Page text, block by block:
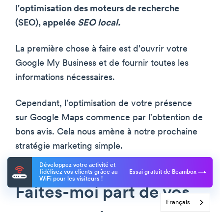
l'optimisation des moteurs de recherche
(SEO), appelée SEO local.
La première chose à faire est d'ouvrir votre
Google My Business et de fournir toutes les
informations nécessaires.
Cependant, l'optimisation de votre présence
sur Google Maps commence par l'obtention de
bons avis. Cela nous amène à notre prochaine
stratégie marketing simple.
Faites-moi part de vos
Développez votre activité et
fidélisez vos clients grâce au
WiFi pour les visiteurs !
Essai gratuit de Beambox
Français